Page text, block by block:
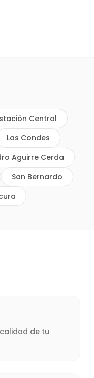
Central
Las Condes
Aguirre Cerda
San Bernardo
de tu